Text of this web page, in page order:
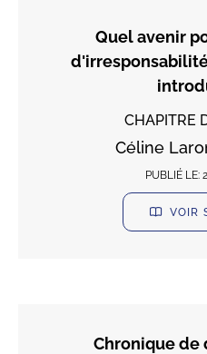
Quel avenir
CHAPITRE
Céline
PUBLIÉ LE:
VOIR
Chronique de